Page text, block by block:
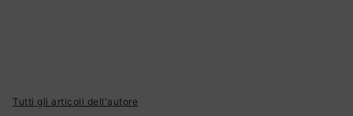
Tutti gli articoli dell'autore